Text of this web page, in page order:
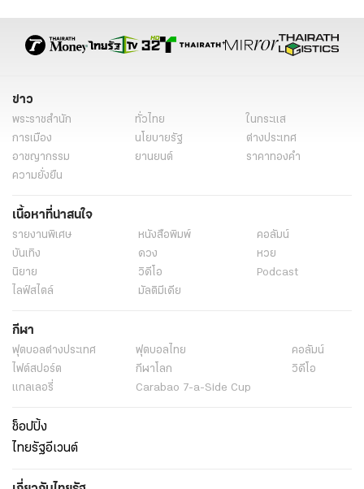
ข่าว
พระราชสำนัก ทั่วไทย
ในกระแส
การเมือง
นโยบายรัฐ
ต่างประเทศ
อาชญากรรม
ยานยนต์
ราคาทองคำ
ความยั่งยืน
เนื้อหาที่น่าสนใจ
รายงานพิเศษ หนังสือพิมพ์
คอลัมน์
บันเทิง
ดวง
หวย
นิยาย
วิดีโอ
Podcast
ไลฟ์สไตล์
มัลติมีเดีย
กีฬา
ฟุตบอลต่่างประเทศ ฟุตบอลไทย
คอลัมน์
ไฟต์สปอร์ต
กีฬาโลก
วิดีโอ
แกลเลอรี่
Carabao 7-a-Side Cup
ช็อปปิ้ง
ไทยรัฐอีเวนต์